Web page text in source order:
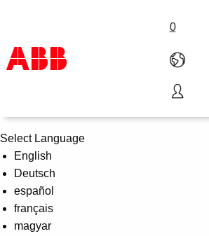
0
Ürünler ve Çözümler
Endüstriler
Servis
Hakkımızda
Satış noktaları
Bize ulaşın
ABB Üniversitesi
Select Language
English
Deutsch
español
français
magyar